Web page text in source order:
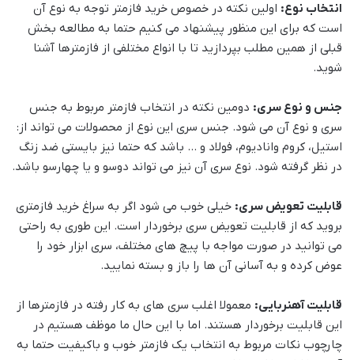
انتخاب نوع: اولین نکته در خصوص خرید فازمتر توجه به نوع آن
است که برای این منظور پیشنهاد می کنیم حتما به مطالعه بخش
قبلی از همین مطلب بپردازید تا با انواع مختلفی از فازمترها آشنا
شوید.
جنس و نوع سری: دومین نکته در انتخاب فازمتر مربوط به جنس
سری و نوع آن می شود. جنس سری این نوع از محصولات می تواند از:
استیل، کروم وانادیوم، فولاد و … باشد که حتما نیز بایستی ضد زنگ
در نظر گرفته شود. نوع سری آن نیز می تواند دوسو و یا چهارسو باشد.
قابلیت تعویض سری: خیلی خوب می شود اگر به سراغ خرید فازمتری
بروید که از قابلیت تعویض سری برخوردار است. این طوری به راحتی
می توانید در صورت مواجه با پیچ های مختلف، سری ابزار خود را
عوض کرده و به آسانی آن ها را باز و بسته نمایید.
قابلیت آهنربایی: معمولا اغلب سری های به کار رفته در فازمترها از
این قابلیت برخوردار هستند. اما با این حال ما موظف هستیم در
چارچوب نکات مربوط به انتخاب یک فازمتر خوب و باکیفیت حتما به